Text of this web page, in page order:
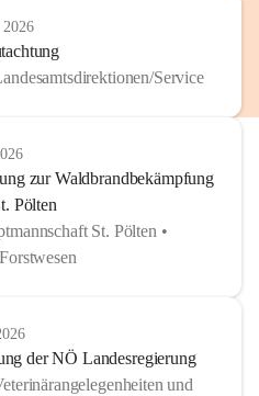
Service
zur Waldbrandbekämpfung
Pölten
St. Pölten •
der NÖ Landesregierung
und